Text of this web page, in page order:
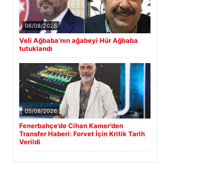
06/08/2026
Veli Ağbaba’nın ağabeyi Hür Ağbaba
tutuklandı
05/08/2026
Fenerbahçe’de Cihan Kamer’den
Transfer Haberi: Forvet İçin Kritik Tarih
Verildi